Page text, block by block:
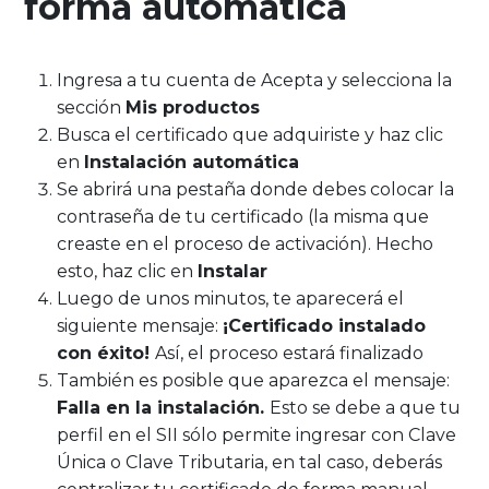
Ingresa a tu cuenta de Acepta y selecciona la
sección Mis productos
Busca el certificado que adquiriste y haz clic
en Instalación automática
Se abrirá una pestaña donde debes colocar la
contraseña de tu certificado (la misma que
creaste en el proceso de activación). Hecho
esto, haz clic en Instalar
Luego de unos minutos, te aparecerá el
siguiente mensaje: ¡Certificado instalado
con éxito!Así, el proceso estará finalizado
También es posible que aparezca el mensaje:
Falla en la instalación. Esto se debe a que tu
perfil en el SII sólo permite ingresar con Clave
Única o Clave Tributaria, en tal caso, deberás